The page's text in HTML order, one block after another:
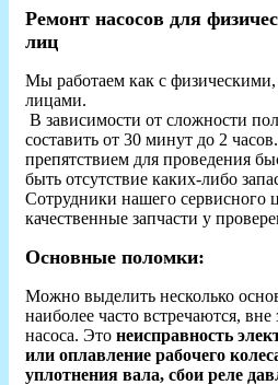
Ремонт насосов для
лиц
Мы работаем как с
лицами.
В зависимости от сложности
составить от 30 минут до 2
препятствием для проведения
быть отсутствие каких-либо
Сотрудники нашего сервисного
качественные запчасти у
Основные поломки:
Можно выделить несколько
наиболее часто встречаются,
насоса. Это неисправность
или оплавление рабочего
уплотнения вала, сбои реле